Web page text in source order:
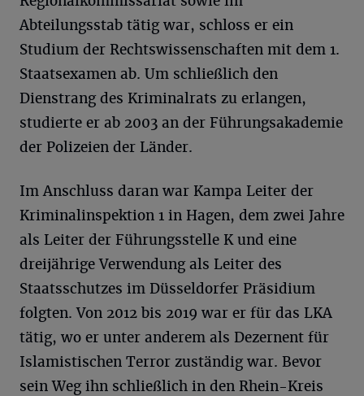
Abteilungsstab tätig war, schloss er ein
Studium der Rechtswissenschaften mit dem 1.
Staatsexamen ab. Um schließlich den
Dienstrang des Kriminalrats zu erlangen,
studierte er ab 2003 an der Führungsakademie
der Polizeien der Länder.
Im Anschluss daran war Kampa Leiter der
Kriminalinspektion 1 in Hagen, dem zwei Jahre
als Leiter der Führungsstelle K und eine
dreijährige Verwendung als Leiter des
Staatsschutzes im Düsseldorfer Präsidium
folgten. Von 2012 bis 2019 war er für das LKA
tätig, wo er unter anderem als Dezernent für
Islamistischen Terror zuständig war. Bevor
sein Weg ihn schließlich in den Rhein-Kreis